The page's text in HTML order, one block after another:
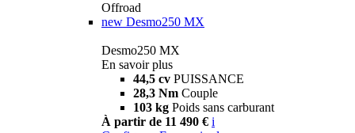
Offroad
new Desmo250 MX
Desmo250 MX
En savoir plus
44,5 cv PUISSANCE
28,3 Nm Couple
103 kg Poids sans carburant
À partir de 11 490 € i